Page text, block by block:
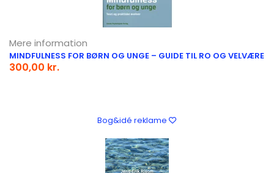
Mere information
MINDFULNESS FOR BØRN OG UNGE – GUIDE TIL RO OG VELVÆRE
300,00 kr.
Bog&idé reklame